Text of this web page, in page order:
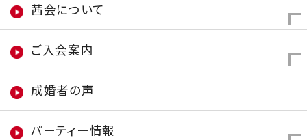
茜会について
ご入会案内
成婚者の声
パーティー情報